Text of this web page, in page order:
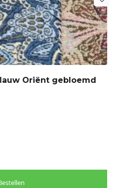
Oriënt gebloemd